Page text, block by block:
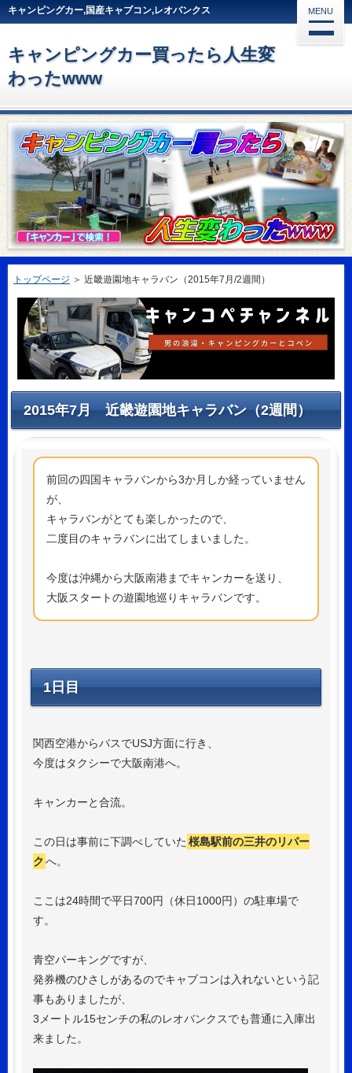
キャンピングカー,国産キャブコン,レオバンクス
キャンピングカー買ったら人生変
わったwww
MENU
トップページ ＞ 近畿遊園地キャラバン（2015年7月/2週間）
2015年7月 近畿遊園地キャラバン（2週間）
前回の四国キャラバンから3か月しか経っていません
が、
キャラバンがとても楽しかったので、
二度目のキャラバンに出てしまいました。
今度は沖縄から大阪南港までキャンカーを送り、
大阪スタートの遊園地巡りキャラバンです。
1日目
関西空港からバスでUSJ方面に行き、
今度はタクシーで大阪南港へ。
キャンカーと合流。
この日は事前に下調べしていた 桜島駅前の三井のリパー
ク へ。
ここは24時間で平日700円（休日1000円）の駐車場で
す。
青空パーキングですが、
発券機のひさしがあるのでキャブコンは入れないという記
事もありましたが、
3メートル15センチの私のレオバンクスでも普通に入庫出
来ました。